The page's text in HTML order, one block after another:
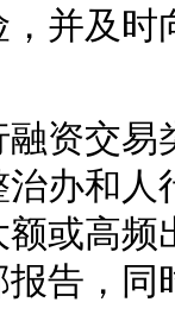
并及
交易
办和
或高
告，